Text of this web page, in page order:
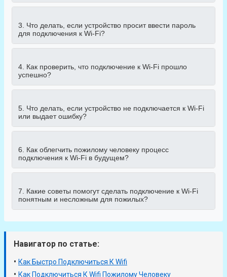
3. Что делать, если устройство просит ввести пароль
для подключения к Wi-Fi?
4. Как проверить, что подключение к Wi-Fi прошло
успешно?
5. Что делать, если устройство не подключается к Wi-Fi
или выдает ошибку?
6. Как облегчить пожилому человеку процесс
подключения к Wi-Fi в будущем?
7. Какие советы помогут сделать подключение к Wi-Fi
понятным и несложным для пожилых?
Навигатор по статье:
• Как Быстро Подключиться К Wifi
• Как Подключиться К Wifi Пожилому Человеку